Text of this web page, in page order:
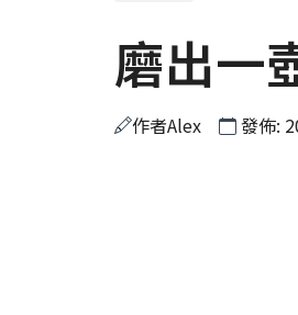
磨出一
作者Alex 發佈: